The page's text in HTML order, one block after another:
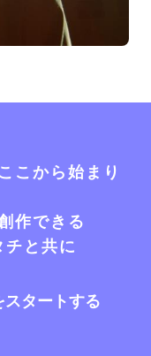
こから始まり
作できる
と共に
タートする